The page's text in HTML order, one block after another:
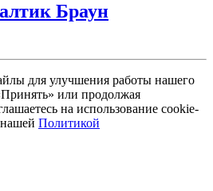
Браун
для улучшения работы нашего
или продолжая
на использование cookie-
Политикой